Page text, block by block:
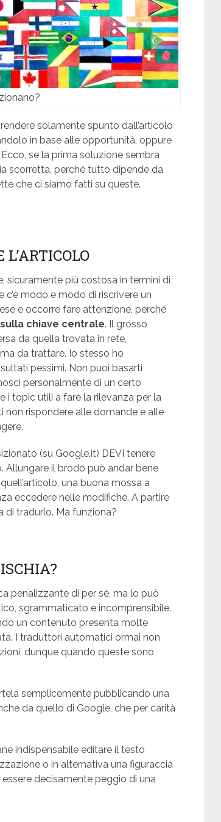
solamente spunto dall’articolo
in base alle opportunità, oppure
se la prima soluzione sembra
scorretta, perché tutto dipende da
che ci siamo fatti su queste.
sicuramente più costosa in termini di
modo e modo di riscrivere un
e occorre fare attenzione, perché
chiave centrale. Il grosso
da quella trovata in rete,
da trattare. Io stesso ho
pessimi. Non puoi basarti
personalmente di un certo
i topic utili a fare la rilevanza per la
non rispondere alle domande e alle
(su Google.it) DEVI tenere
il brodo può andar bene
una buona mossa a
eccedere nelle modifiche. A partire
di tradurlo. Ma funziona?
penalizzante di per sé, ma lo può
sgrammaticato e incomprensibile.
un contenuto presenta molte
I traduttori automatici ormai non
dunque quando queste sono
semplicemente pubblicando una
da quello di Google, che per carità
indispensabile editare il testo
o in alternativa una figuraccia
decisamente peggio di una